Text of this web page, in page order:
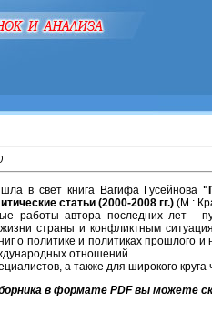
в свет книга Вагифа Гусейнова
статьи (2000-2008 гг.) (М.:
автора последних лет -
страны и конфликтным
о политике и политиках прошлого
отношений.
а также для широкого круга
в формате PDF вы можете